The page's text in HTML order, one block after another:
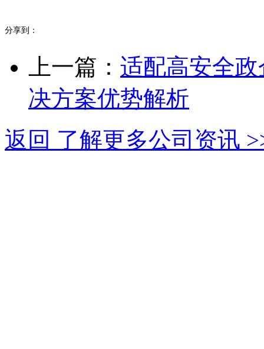
分享到：
上一篇： 适配高安全
决方案优势解析
返回 了解更多公司资讯